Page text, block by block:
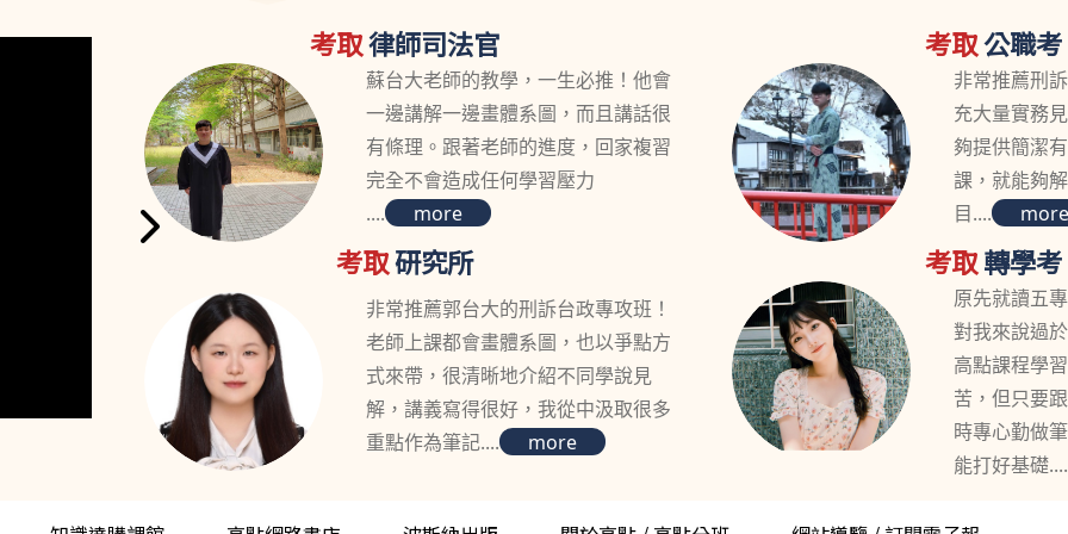
考取律師司法官
蘇台大老師的教學，一生必推！他會
一邊講解一邊畫體系圖，而且講話很
有條理。跟著老師的進度，回家複習
完全不會造成任何學習壓力
....
more
考取公職考
非常推薦刑
充大量實務
夠提供簡潔
課，就能夠
目....
考取研究所
非常推薦郭台大的刑訴台政專攻班！
老師上課都會畫體系圖，也以爭點方
式來帶，很清晰地介紹不同學說見
解，講義寫得很好，我從中汲取很多
重點作為筆記....
more
考取轉學考
原先就讀五
對我來說過
高點課程學
苦，但只要
時專心勤做
能打好基礎....